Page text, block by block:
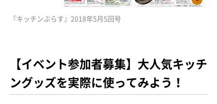
『キッチンぷらす』2018年5月5回号
【イベント参加者募集】大人気キッチ
ングッズを実際に使ってみよう！